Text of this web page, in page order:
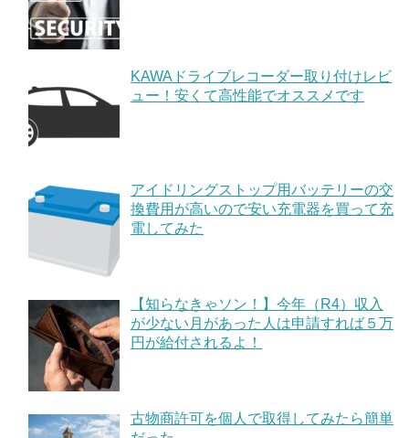
KAWAドライブレコーダー取り付けレビ
ュー！安くて高性能でオススメです
アイドリングストップ用バッテリーの交
換費用が高いので安い充電器を買って充
電してみた
【知らなきゃソン！】今年（R4）収入
が少ない月があった人は申請すれば５万
円が給付されるよ！
古物商許可を個人で取得してみたら簡単